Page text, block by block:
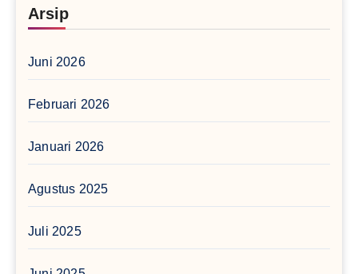
Arsip
Juni 2026
Februari 2026
Januari 2026
Agustus 2025
Juli 2025